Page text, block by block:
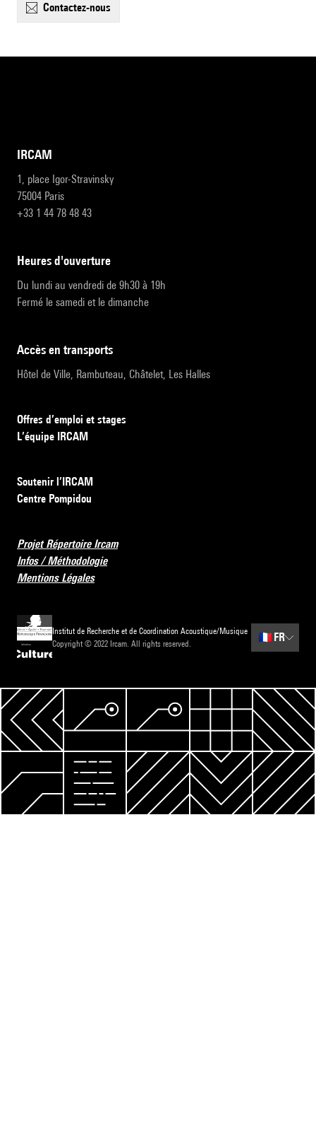
contactez-nous
IRCAM
1, place Igor-Stravinsky
75004 Paris
+33 1 44 78 48 43
heures d'ouverture
Du lundi au vendredi de 9h30 à 19h
Fermé le samedi et le dimanche
accès en transports
Hôtel de Ville, Rambuteau, Châtelet, Les Halles
Offres d’emploi et stages
L’équipe IRCAM
Soutenir l’IRCAM
Centre Pompidou
Projet Répertoire Ircam
Infos / Méthodologie
Mentions Légales
Institut de Recherche et de Coordination Acoustique/Musique
Copyright © 2022 Ircam. All rights reserved.
🇫🇷 FR